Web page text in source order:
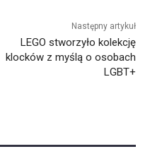
Następny artykuł
LEGO stworzyło kolekcję
klocków z myślą o osobach
LGBT+